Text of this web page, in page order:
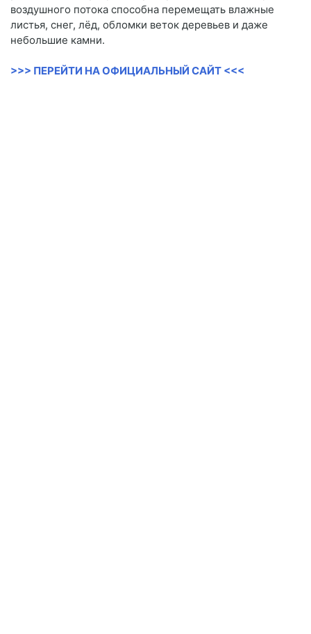
воздушного потока способна перемещать влажные
листья, снег, лёд, обломки веток деревьев и даже
небольшие камни.
>>> ПЕРЕЙТИ НА ОФИЦИАЛЬНЫЙ САЙТ <<<